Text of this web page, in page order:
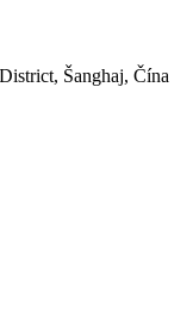
Šanghaj, Čína